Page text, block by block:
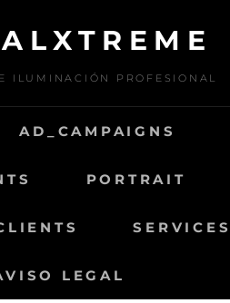
ILUMINACIÓN PROFESIONAL
AD_CAMPAIGNS
PORTRAIT
SERVICES
LEGAL